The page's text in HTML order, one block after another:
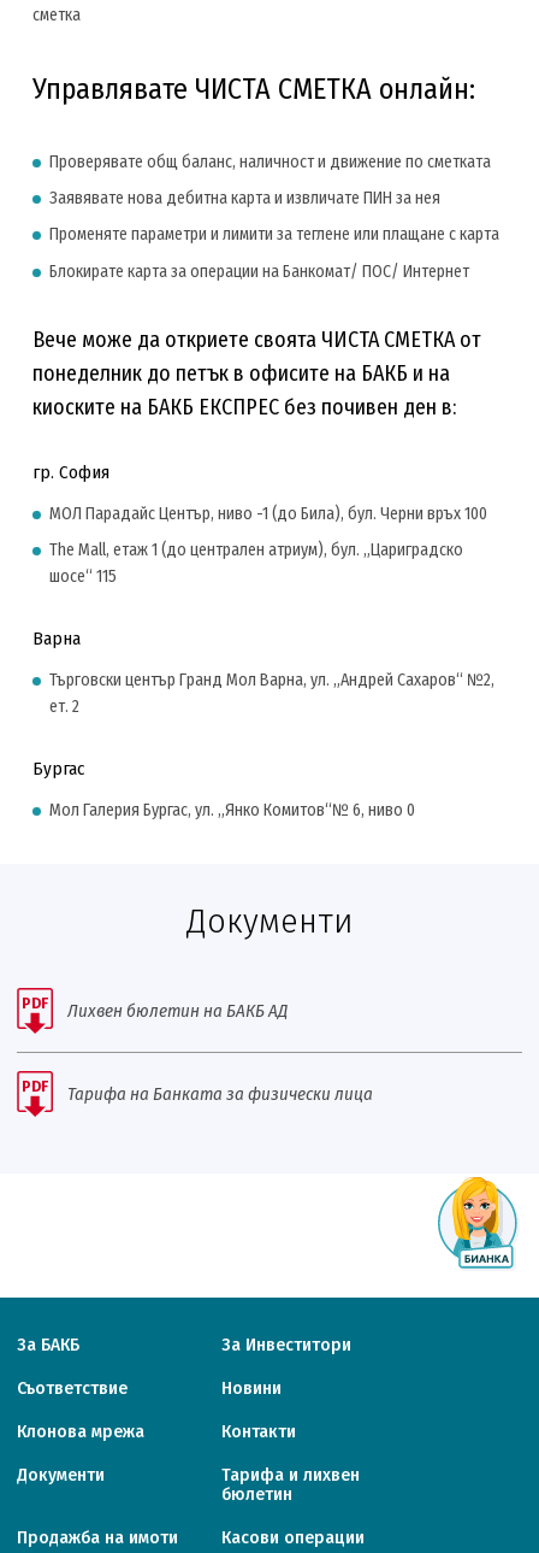
сметка
Управлявате ЧИСТА СМЕТКА онлайн:
Проверявате общ баланс, наличност и движение по сметката
Заявявате нова дебитна карта и извличате ПИН за нея
Променяте параметри и лимити за теглене или плащане с карта
Блокирате карта за операции на Банкомат/ ПОС/ Интернет
Вече може да откриете своята ЧИСТА СМЕТКА от
понеделник до петък в офисите на БАКБ и на
киоските на БАКБ ЕКСПРЕС без почивен ден в:
гр. София
МОЛ Парадайс Център, ниво -1 (до Била), бул. Черни връх 100
The Mall, етаж 1 (до централен атриум), бул. „Цариградско
шосе“ 115
Варна
Търговски център Гранд Мол Варна, ул. „Андрей Сахаров“ №2,
ет. 2
Бургас
Мол Галерия Бургас, ул. „Янко Комитов“№ 6, ниво 0
Документи
PDF Лихвен бюлетин на БАКБ АД
PDF Тарифа на Банката за физически лица
За БАКБ За Инвеститори
Съответствие Новини
Клонова мрежа Контакти
Документи
Тарифa и лихвен
бюлетин
Продажба на имоти Касови операции